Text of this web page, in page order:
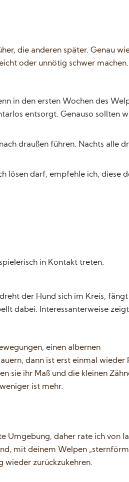
die anderen später. Genau
oder unnötig schwer machen.
in den ersten Wochen des
entsorgt. Genauso sollten
draußen führen. Nachts alle
lösen darf, empfehle ich, diese
in Kontakt treten.
der Hund sich im Kreis, fängt
dabei. Interessanterweise
einen albernen
dann ist erst einmal wieder
sie ihr Maß und die kleinen
ist mehr.
Umgebung, daher rate ich von
mit deinem Welpen
wieder zurückzukehren.